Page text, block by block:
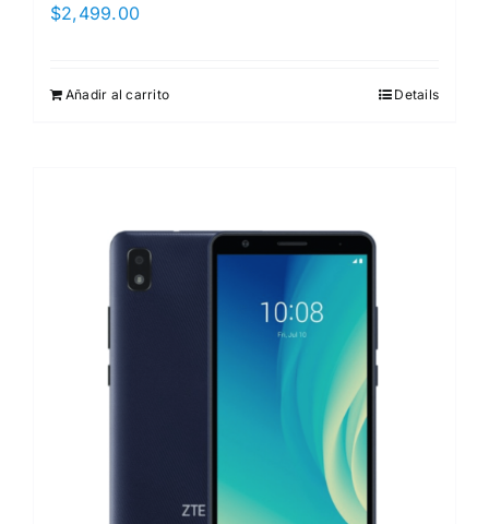
$2,499.00
Añadir al carrito Details